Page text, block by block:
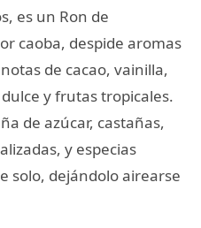
es un Ron de
caoba, despide aromas
de cacao, vainilla,
y frutas tropicales.
de azúcar, castañas,
y especias
solo, dejándolo airearse